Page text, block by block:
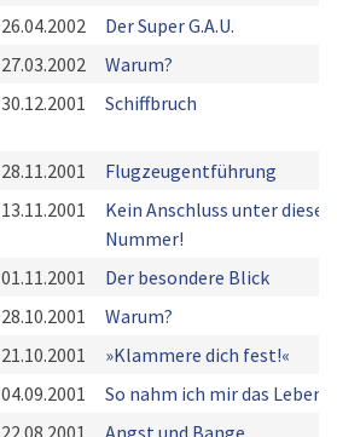
26.04.2002 Der Super G.A.U.
27.03.2002 Warum?
30.12.2001 Schiffbruch
28.11.2001 Flugzeugentführung
13.11.2001
Kein Anschluss unter dieser
Nummer!
01.11.2001 Der besondere Blick
28.10.2001 Warum?
21.10.2001 »Klammere dich fest!«
04.09.2001 So nahm ich mir das Leben
22.08.2001 Angst und Bange